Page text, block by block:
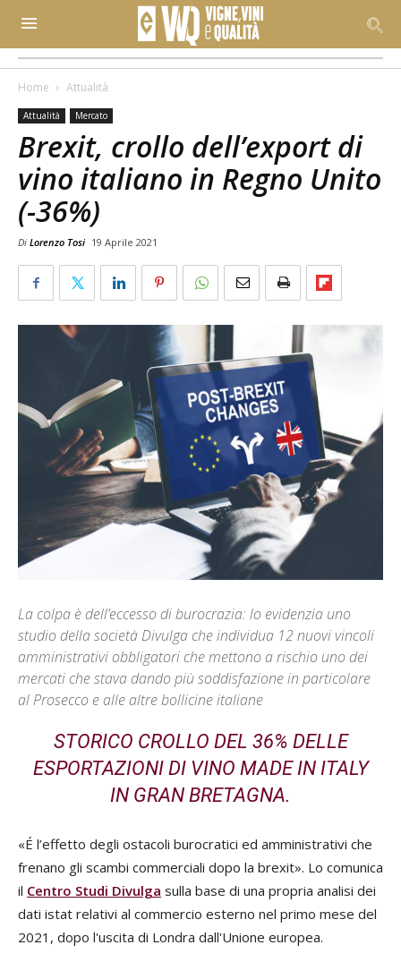
Home Attualità
Attualità Mercato
Brexit, crollo dell’export di
vino italiano in Regno Unito
(-36%)
Di Lorenzo Tosi 19 Aprile 2021
La colpa è dell’eccesso di burocrazia: lo evidenzia uno
studio della società Divulga che individua 12 nuovi vincoli
amministrativi obbligatori che mettono a rischio uno dei
mercati che stava dando più soddisfazione in particolare
al Prosecco e alle altre bollicine italiane
STORICO CROLLO DEL 36% DELLE
ESPORTAZIONI DI VINO MADE IN ITALY
IN GRAN BRETAGNA.
«É l’effetto degli ostacoli burocratici ed amministrativi che
frenano gli scambi commerciali dopo la brexit». Lo comunica
il Centro Studi Divulga sulla base di una propria analisi dei
dati istat relativi al commercio esterno nel primo mese del
2021, dopo l'uscita di Londra dall'Unione europea.